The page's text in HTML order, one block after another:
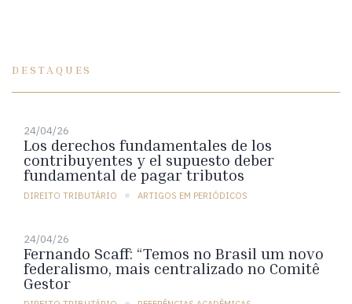
DESTAQUES
24/04/26
Los derechos fundamentales de los
contribuyentes y el supuesto deber
fundamental de pagar tributos
DIREITO TRIBUTÁRIO ARTIGOS EM PERIÓDICOS
24/04/26
Fernando Scaff: “Temos no Brasil um novo
federalismo, mais centralizado no Comitê
Gestor